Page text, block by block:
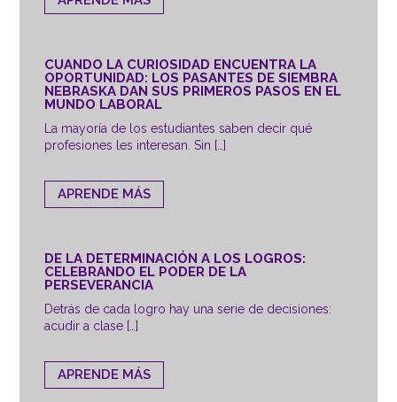
CUANDO LA CURIOSIDAD ENCUENTRA LA
OPORTUNIDAD: LOS PASANTES DE SIEMBRA
NEBRASKA DAN SUS PRIMEROS PASOS EN EL
MUNDO LABORAL
La mayoría de los estudiantes saben decir qué
profesiones les interesan. Sin […]
APRENDE MÁS
DE LA DETERMINACIÓN A LOS LOGROS:
CELEBRANDO EL PODER DE LA
PERSEVERANCIA
Detrás de cada logro hay una serie de decisiones:
acudir a clase […]
APRENDE MÁS